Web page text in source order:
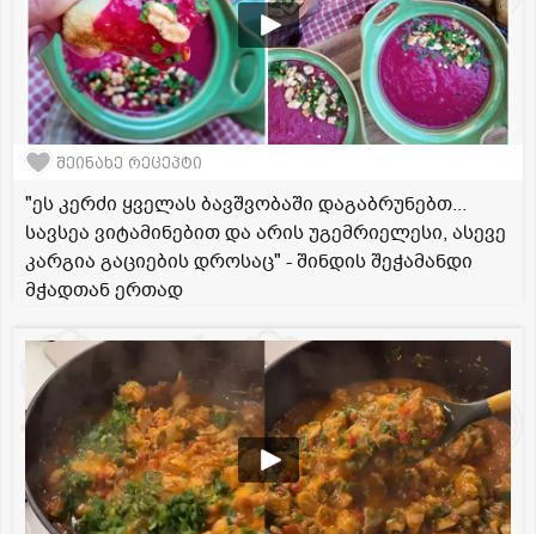
შეინახე რეცეპტი
"ეს კერძი ყველას ბავშვობაში დაგაბრუნებთ...
სავსეა ვიტამინებით და არის უგემრიელესი, ასევე
კარგია გაციების დროსაც" - შინდის შეჭამანდი
მჭადთან ერთად